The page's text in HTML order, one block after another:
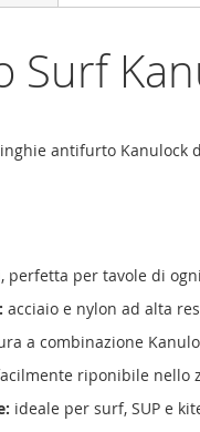
Surf
antifurto Kanulock
perfetta per tavole di
acciaio e nylon ad alta
a combinazione
riponibile nello
ideale per surf, SUP e